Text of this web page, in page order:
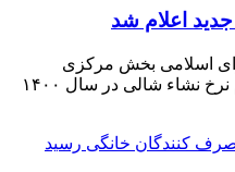
اعلام شد
اسلامی بخش مرکزی
شهرستان محمودآباد از اعلام نرخ نشاء شالی در سال ۱۴۰۰